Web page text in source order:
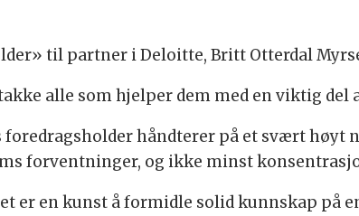
til partner i Deloitte, Britt Otterdal
alle som hjelper dem med en viktig del
foredragsholder håndterer på et svært
forventninger, og ikke minst
er en kunst å formidle solid kunnskap på